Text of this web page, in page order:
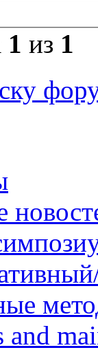
1 из 1
and